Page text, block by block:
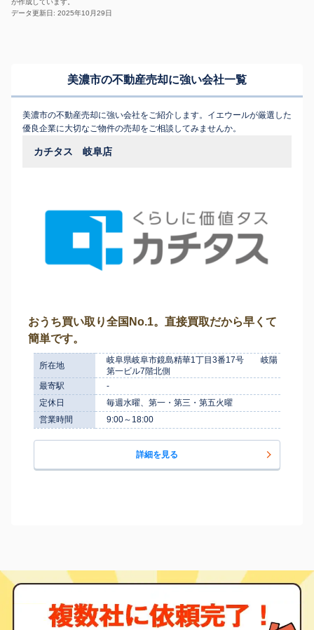
データ更新日: 2025年10月29日
美濃市の不動産売却に強い会社一覧
美濃市の不動産売却に強い会社をご紹介します。イエウールが厳選した
優良企業に大切なご物件の売却をご相談してみませんか。
カチタス 岐阜店
おうち買い取り全国No.1。直接買取だから早くて
簡単です。
所在地
岐阜県岐阜市鏡島精華1丁目3番17号 岐陽
第一ビル7階北側
最寄駅
-
定休日
毎週水曜、第一・第三・第五火曜
営業時間
9:00～18:00
詳細を見る